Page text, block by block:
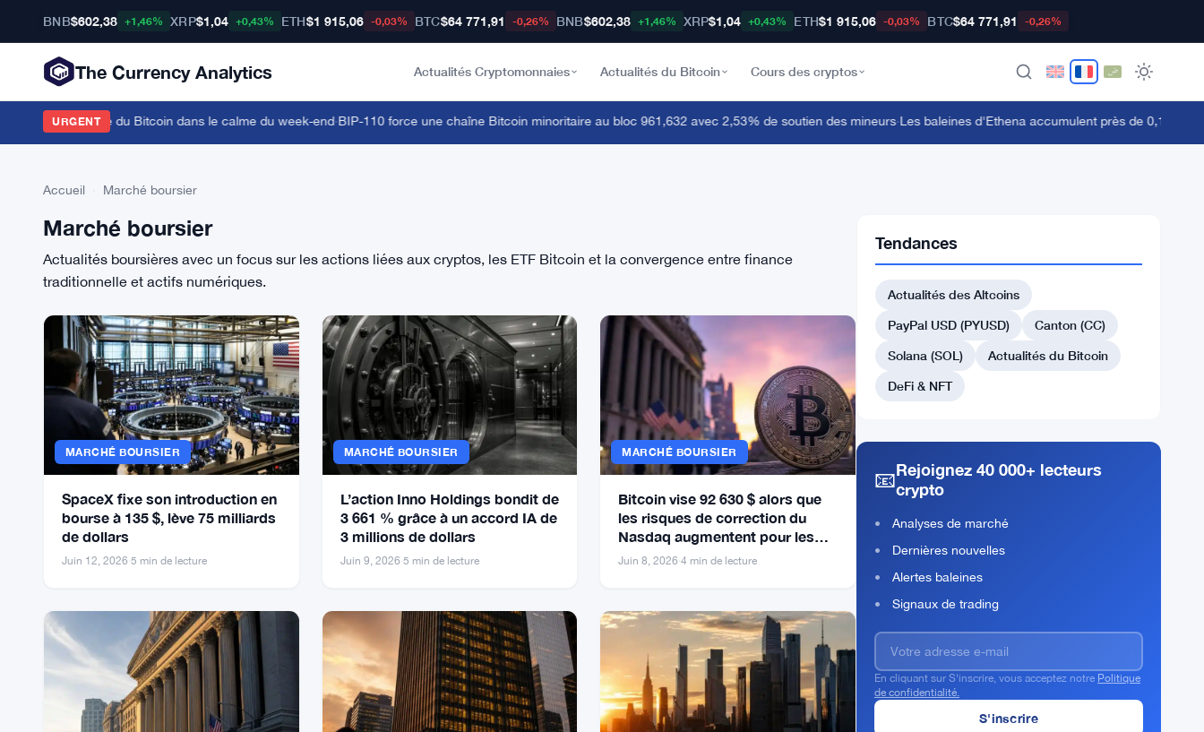
BNB$602,38 +1,46% XRP$1,04 +0,43% ETH$1 915,06 -0,03% BTC$64 771,91 -0,26% BNB$602,38 +1,46% XRP$1,04 +0,43% ETH$1 915,06 -0,03% BTC$64 771,91 -0,26%
The Currency Analytics Actualités Cryptomonnaies Actualités du Bitcoin Cours des cryptos
URGENT
la dominance du Bitcoin dans le calme du week-end·BIP-110 force une chaîne Bitcoin minoritaire au bloc 961,632 avec 2,53% de soutien des mineurs·Les baleines d'Ethena accumulent près de 0,10 $ mais
Accueil Marché boursier
Marché boursier
Actualités boursières avec un focus sur les actions liées aux cryptos, les ETF Bitcoin et la convergence entre finance
traditionnelle et actifs numériques.
MARCHÉ BOURSIER
SpaceX fixe son introduction en
bourse à 135 $, lève 75 milliards
de dollars
Juin 12, 2026 5 min de lecture
MARCHÉ BOURSIER
L’action Inno Holdings bondit de
3 661 % grâce à un accord IA de
3 millions de dollars
Juin 9, 2026 5 min de lecture
MARCHÉ BOURSIER
Bitcoin vise 92 630 $ alors que
les risques de correction du
Nasdaq augmentent pour les
traders crypto
Juin 8, 2026 ·4 min de lecture
Tendances
Actualités des Altcoins
PayPal USD (PYUSD)
Canton (CC)
Solana (SOL)
Actualités du Bitcoin
DeFi & NFT
📧Rejoignez 40 000+ lecteurs
crypto
Analyses de marché
Dernières nouvelles
Alertes baleines
Signaux de trading
En cliquant sur S'inscrire, vous acceptez notre Politique
de confidentialité.